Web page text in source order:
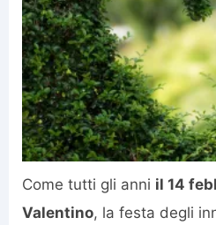
Come tutti gli anni il 14
Valentino, la festa degli